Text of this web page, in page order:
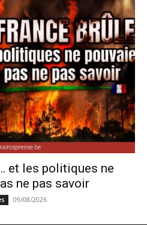
et les politiques ne
ne pas savoir
09/08/2026